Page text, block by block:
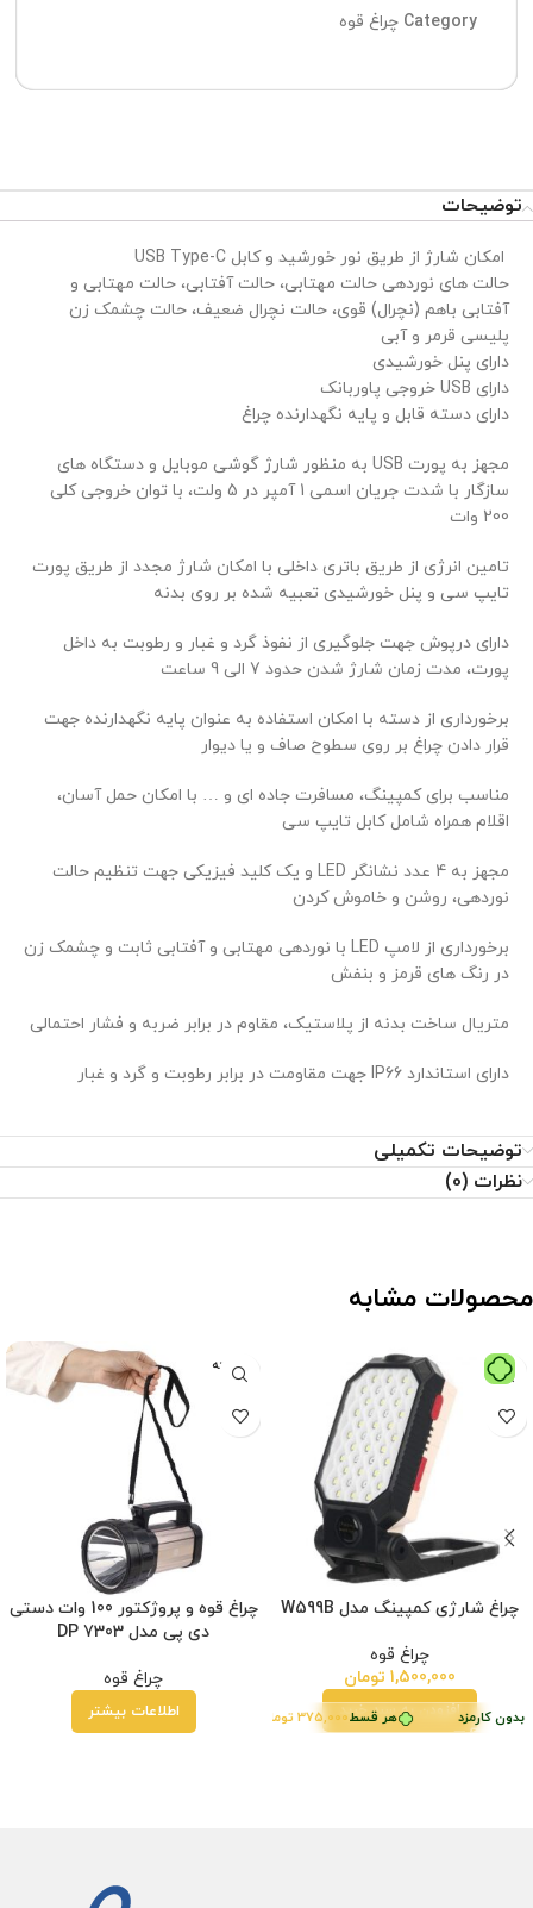
Category چراغ قوه
توضیحات
امکان شارژ از طریق نور خورشید و کابل USB Type-C
حالت های نوردهی حالت مهتابی، حالت آفتابی، حالت مهتابی و
آفتابی باهم (نچرال) قوی، حالت نچرال ضعیف، حالت چشمک زن
پلیسی قرمر و آبی
دارای پنل خورشیدی
دارای USB خروجی پاوربانک
دارای دسته قابل و پایه نگهدارنده چراغ
مجهز به پورت USB به منظور شارژ گوشی موبایل و دستگاه های
سازگار با شدت جریان اسمی 1 آمپر در 5 ولت، با توان خروجی کلی
200 وات
تامین انرژی از طریق باتری داخلی با امکان شارژ مجدد از طریق پورت
تایپ سی و پنل خورشیدی تعبیه شده بر روی بدنه
دارای درپوش جهت جلوگیری از نفوذ گرد و غبار و رطوبت به داخل
پورت، مدت زمان شارژ شدن حدود 7 الی 9 ساعت
برخورداری از دسته با امکان استفاده به عنوان پایه نگهدارنده جهت
قرار دادن چراغ بر روی سطوح صاف و یا دیوار
مناسب برای کمپینگ، مسافرت جاده ای و … با امکان حمل آسان،
اقلام همراه شامل کابل تایپ سی
مجهز به 4 عدد نشانگر LED و یک کلید فیزیکی جهت تنظیم حالت
نوردهی، روشن و خاموش کردن
برخورداری از لامپ LED با نوردهی مهتابی و آفتابی ثابت و چشمک زن
در رنگ های قرمز و بنفش
متریال ساخت بدنه از پلاستیک، مقاوم در برابر ضربه و فشار احتمالی
دارای استاندارد IP66 جهت مقاومت در برابر رطوبت و گرد و غبار
توضیحات تکمیلی
نظرات (0)
محصولات مشابه
هر قسط375,000تومان خرید قسطی با ترب‌پی بدون کارمزد کارمزد
چراغ شارژی کمپینگ مدل W599B
چراغ قوه
1,500,000 تومان
افزودن به سبد خرید
فروخته
شده
چراغ قوه و پروژکتور 100 وات دستی
دی پی مدل DP 7303
چراغ قوه
اطلاعات بیشتر هر قسط185,000 تومان • خرید قسطی با ترب‌پی بدون کارمزد کارمزد
تیم پشتیبانی عصر ابزار آماده ی پاسخ به سوالات شما